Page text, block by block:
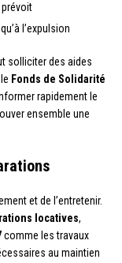
l’expulsion
solliciter des aides
Fonds de Solidarité
rapidement le
ensemble une
et de l’entretenir.
locatives,
comme les travaux
au maintien